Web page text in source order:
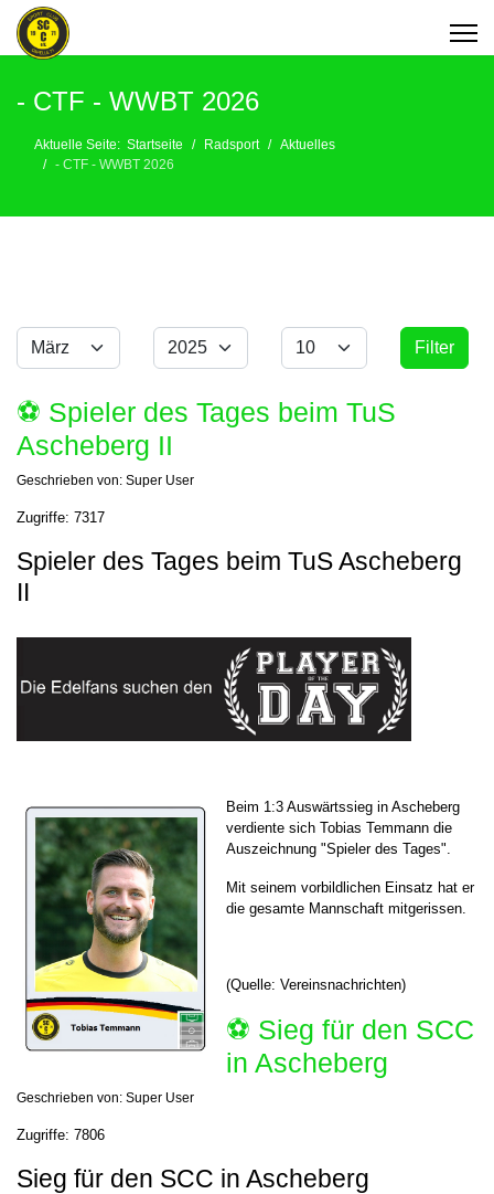
- CTF - WWBT 2026
Aktuelle Seite: Startseite Radsport
Aktuelles
- CTF - WWBT 2026
Filter
Monat Jahr Anzeige #
Filter
⚽️ Spieler des Tages beim TuS
Ascheberg II
Geschrieben von: Super User
Zugriffe: 7317
Spieler des Tages beim TuS Ascheberg
II
Beim 1:3 Auswärtssieg in Ascheberg
verdiente sich Tobias Temmann die
Auszeichnung "Spieler des Tages".
Mit seinem vorbildlichen Einsatz hat er
die gesamte Mannschaft mitgerissen.
(Quelle: Vereinsnachrichten)
⚽️ Sieg für den SCC
in Ascheberg
Geschrieben von: Super User
Zugriffe: 7806
Sieg für den SCC in Ascheberg